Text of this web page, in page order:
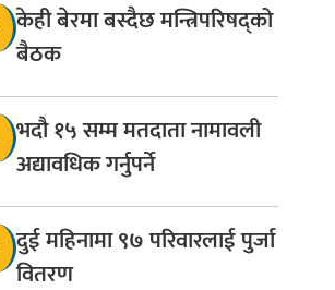
केही बेरमा बस्दैछ मन्त्रिपरिषद्को
बैठक
भदौ १५ सम्म मतदाता नामावली
अद्यावधिक गर्नुपर्ने
दुई महिनामा ९७ परिवारलाई पुर्जा
वितरण